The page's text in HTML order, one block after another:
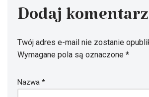
Dodaj komentarz
Twój adres e-mail nie zostanie
Wymagane pola są oznaczone *
Nazwa *